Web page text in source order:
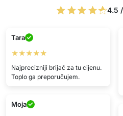
Toplo ga preporučujem.
Moja
★★★★★
Kći mi je kupila ovaj brijač za
rođendan i oduševljena sam. Brz
punjenjem.